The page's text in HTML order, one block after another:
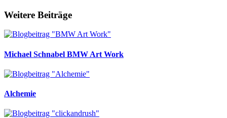
Weitere Beiträge
Michael Schnabel BMW Art Work
Alchemie